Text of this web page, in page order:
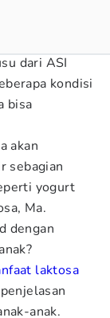
dari ASI
kondisi
bisa
akan
sebagian
yogurt
Ma.
dengan
laktosa
anak.